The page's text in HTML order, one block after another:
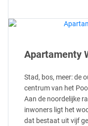
Apartamenty
Stad, bos, meer: de
centrum van het
Aan de noordelijke
inwoners ligt het
dat bestaat uit vijf